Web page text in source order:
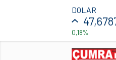
DOLAR
0,18%